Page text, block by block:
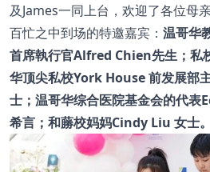
及James一同上台，欢迎了各位母
百忙之中到场的特邀嘉宾： 温哥华
首席執行官Alfred Chien先生；私
华顶尖私校York House 前发展部
士；温哥华综合医院基金会的代表
希言；和蕂校妈妈Cindy Liu 女士。